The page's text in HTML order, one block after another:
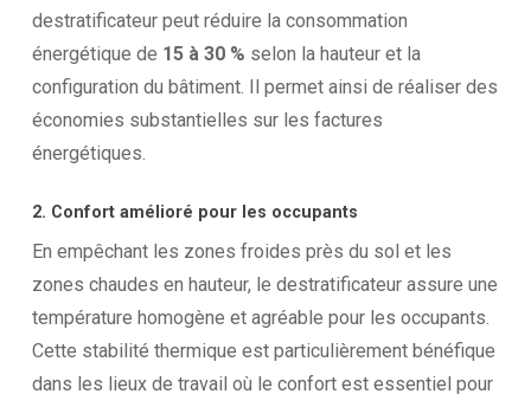
destratificateur peut réduire la consommation
énergétique de 15 à 30 % selon la hauteur et la
configuration du bâtiment. Il permet ainsi de réaliser des
économies substantielles sur les factures
énergétiques.
2. Confort amélioré pour les occupants
En empêchant les zones froides près du sol et les
zones chaudes en hauteur, le destratificateur assure une
température homogène et agréable pour les occupants.
Cette stabilité thermique est particulièrement bénéfique
dans les lieux de travail où le confort est essentiel pour